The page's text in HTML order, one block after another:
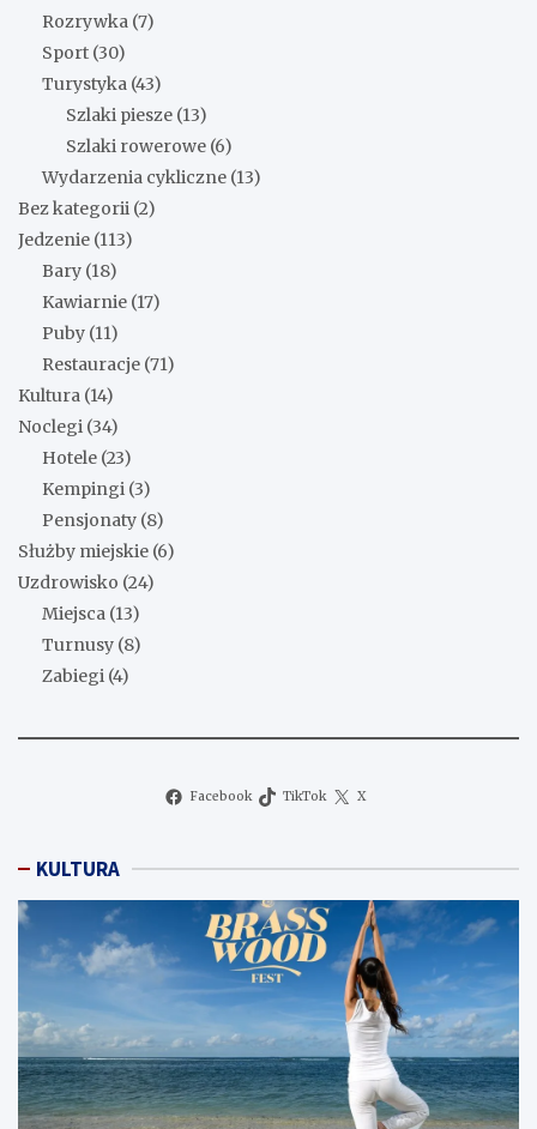
Rozrywka (7)
Sport (30)
Turystyka (43)
Szlaki piesze (13)
Szlaki rowerowe (6)
Wydarzenia cykliczne (13)
Bez kategorii (2)
Jedzenie (113)
Bary (18)
Kawiarnie (17)
Puby (11)
Restauracje (71)
Kultura (14)
Noclegi (34)
Hotele (23)
Kempingi (3)
Pensjonaty (8)
Służby miejskie (6)
Uzdrowisko (24)
Miejsca (13)
Turnusy (8)
Zabiegi (4)
Facebook TikTok X
KULTURA